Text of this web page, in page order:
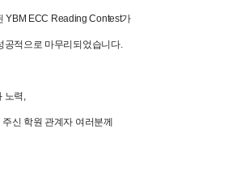
YBM ECC Reading Contest가
공적으로 마무리되었습니다.
노력,
신 학원 관계자 여러분께